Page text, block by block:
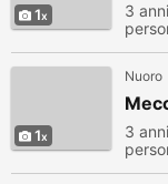
1 3
1
Nuoro
3